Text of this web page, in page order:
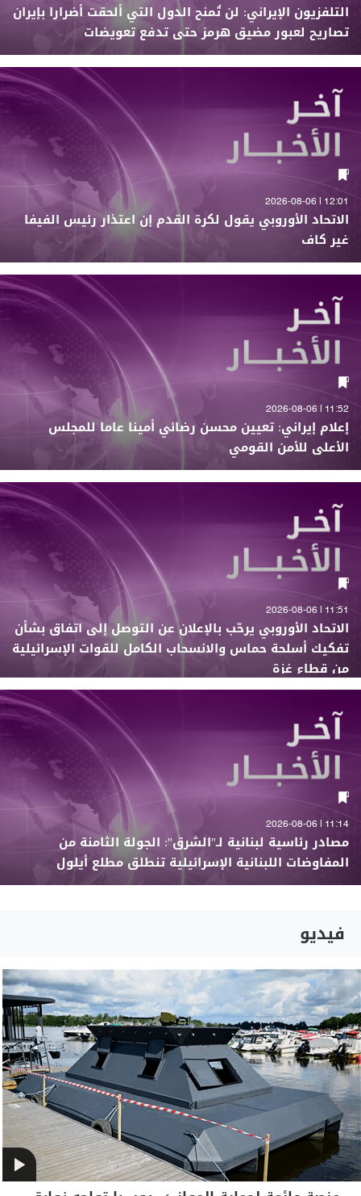
التلفزيون الإيراني: لن تُمنح الدول التي ألحقت أضرارا بإيران
تصاريح لعبور مضيق هرمز حتى تدفع تعويضات
12:01 | 2026-08-06
الاتحاد الأوروبي يقول لكرة القدم إن اعتذار رئيس الفيفا
غير كاف
11:52 | 2026-08-06
إعلام إيراني: تعيين محسن رضائي أمينا عاما للمجلس
الأعلى للأمن القومي
11:51 | 2026-08-06
الاتحاد الأوروبي يرحّب بالإعلان عن التوصل إلى اتفاق بشأن
تفكيك أسلحة حماس والانسحاب الكامل للقوات الإسرائيلية
من قطاع غزة
11:14 | 2026-08-06
مصادر رئاسية لبنانية لـ"الشرق": الجولة الثامنة من
المفاوضات اللبنانية الإسرائيلية تنطلق مطلع أيلول
فيديو